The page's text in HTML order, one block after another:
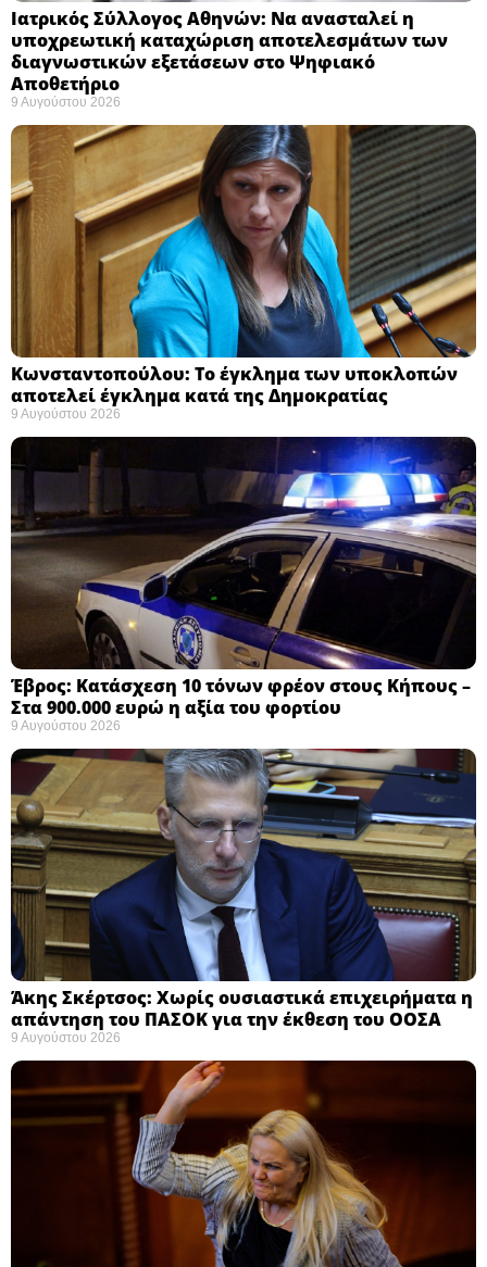
Ιατρικός Σύλλογος Αθηνών: Να ανασταλεί η
υποχρεωτική καταχώριση αποτελεσμάτων των
διαγνωστικών εξετάσεων στο Ψηφιακό
Αποθετήριο ​
9 Αυγούστου 2026
Κωνσταντοπούλου: Το έγκλημα των υποκλοπών
αποτελεί έγκλημα κατά της Δημοκρατίας ​
9 Αυγούστου 2026
Έβρος: Κατάσχεση 10 τόνων φρέον στους Κήπους –
Στα 900.000 ευρώ η αξία του φορτίου ​
9 Αυγούστου 2026
Άκης Σκέρτσος: Χωρίς ουσιαστικά επιχειρήματα η
απάντηση του ΠΑΣΟΚ για την έκθεση του ΟΟΣΑ ​
9 Αυγούστου 2026